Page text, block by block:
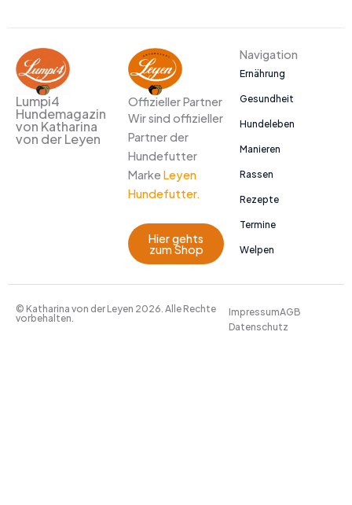
Lumpi4
Hundemagazin
von Katharina
von der Leyen
Offizieller Partner
Wir sind offizieller
Partner der
Hundefutter
Marke Leyen
Hundefutter.
Hier gehts
zum Shop
Navigation
Ernährung
Gesundheit
Hundeleben
Manieren
Rassen
Rezepte
Termine
Welpen
© Katharina von der Leyen 2026. Alle Rechte
vorbehalten.
ImpressumAGB
Datenschutz